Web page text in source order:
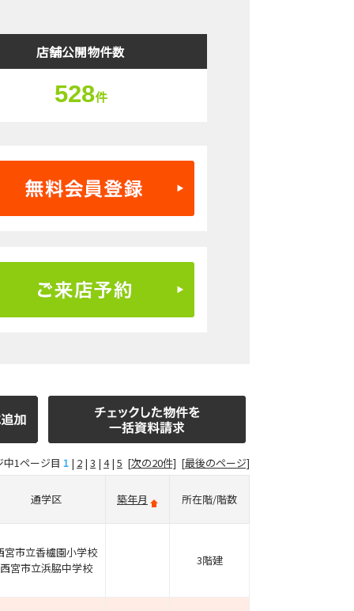
店舗公開物件数
528件
中1ページ目 1 | 2 | 3 | 4| 5 [次の20件] [最後のページ]
通学区 築年月 所在階/階数
宮市立香櫨園小学校
西宮市立浜脇中学校
3階建